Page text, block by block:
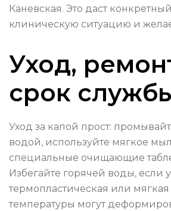
Каневская. Это даст
клиническую ситуацию и
Уход,
срок
Уход за капой прост:
водой, используйте мягкое
специальные очищающие
Избегайте горячей воды, если
термопластическая или
температуры могут